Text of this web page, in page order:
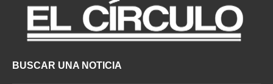
BUSCAR UNA NOTICIA